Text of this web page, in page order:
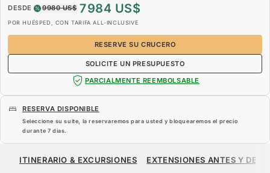
DESDE 9980 US$ 7984 US$
POR HUÉSPED, CON TARIFA ALL-INCLUSIVE
RESERVE SU CRUCERO
SOLICITE UN PRESUPUESTO
PARCIALMENTE REEMBOLSABLE
RESERVA DISPONIBLE
Seleccione su suite, la reservaremos para usted y bloquearemos el precio
durante 7 dias.
7984 US$
ITINERARIO & EXCURSIONES EXTENSIONES ANTES Y